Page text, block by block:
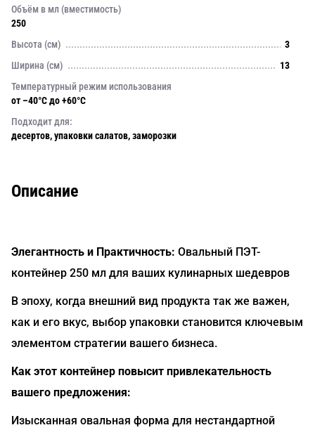
Объём в мл (вместимость)
250
Высота (см)
3
Ширина (см)
13
Температурный режим использования
от –40°C до +60°C
Подходит для:
десертов, упаковки салатов, заморозки
Описание
Элегантность и Практичность: Овальный ПЭТ-
контейнер 250 мл для ваших кулинарных шедевров
В эпоху, когда внешний вид продукта так же важен,
как и его вкус, выбор упаковки становится ключевым
элементом стратегии вашего бизнеса.
Как этот контейнер повысит привлекательность
вашего предложения:
Изысканная овальная форма для нестандартной